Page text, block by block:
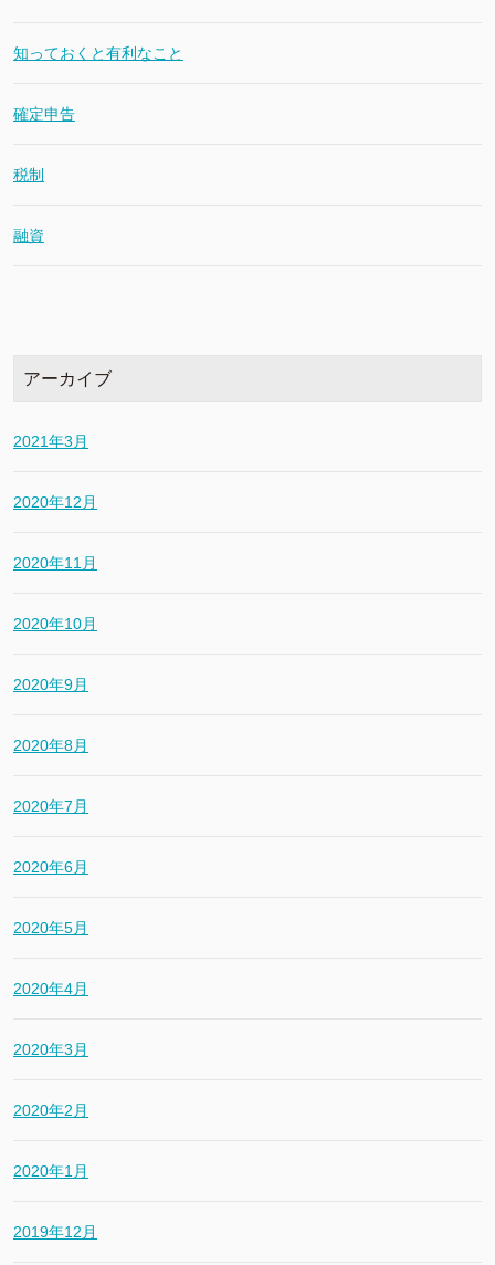
知っておくと有利なこと
確定申告
税制
融資
アーカイブ
2021年3月
2020年12月
2020年11月
2020年10月
2020年9月
2020年8月
2020年7月
2020年6月
2020年5月
2020年4月
2020年3月
2020年2月
2020年1月
2019年12月